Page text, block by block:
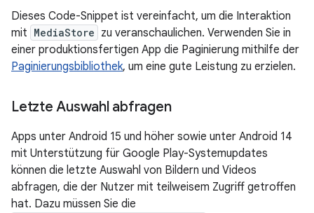
Dieses Code-Snippet ist vereinfacht, um die Interaktion
mit MediaStore zu veranschaulichen. Verwenden Sie in
einer produktionsfertigen App die Paginierung mithilfe der
Paginierungsbibliothek, um eine gute Leistung zu erzielen.
Letzte Auswahl abfragen
Apps unter Android 15 und höher sowie unter Android 14
mit Unterstützung für Google Play-Systemupdates
können die letzte Auswahl von Bildern und Videos
abfragen, die der Nutzer mit teilweisem Zugriff getroffen
hat. Dazu müssen Sie die